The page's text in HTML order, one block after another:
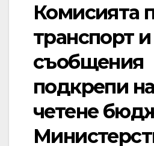
Комисията
транспорт и
съобщения
подкрепи
четене